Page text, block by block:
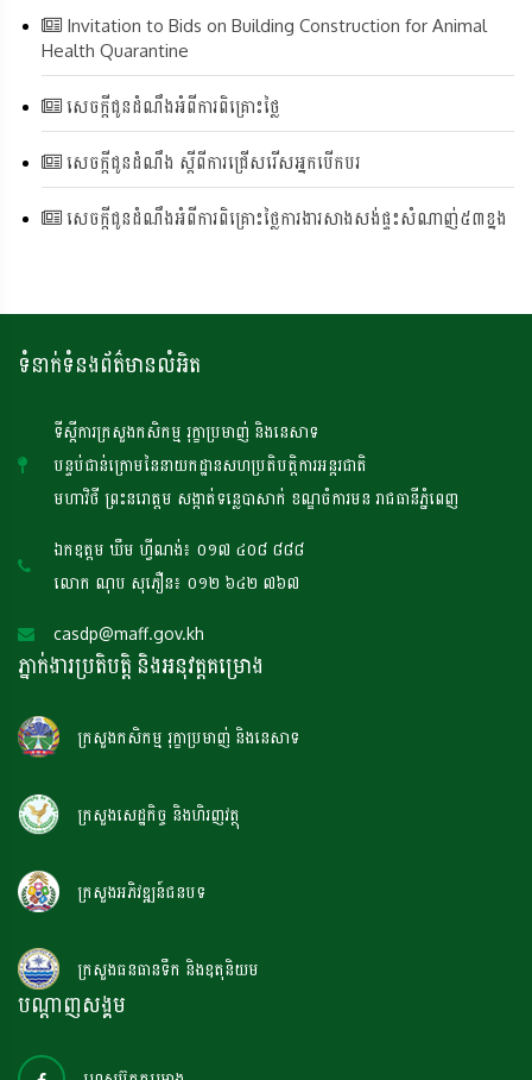
Invitation to Bids on Building Construction for Animal
Health Quarantine
សេចក្តីជូនដំណឹងអំពីការពិគ្រោះថ្លៃ
សេចក្តីជូនដំណឹង ស្តីពីការជ្រើសរើសអ្នកបើកបរ
សេចក្តីជូនដំណឹងអំពីការពិគ្រោះថ្លៃការងារសាងសង់ផ្ទះសំណាញ់៥៣ខ្នង
ទំនាក់ទំនងព័ត៌មានលំអិត
ទីស្តីការក្រសួងកសិកម្ម រុក្ខាប្រមាញ់ និងនេសាទ
បន្ទប់ជាន់ក្រោមនៃនាយកដ្ឋានសហប្រតិបត្តិការអន្តរជាតិ
មហាវិថី ព្រះនរោត្តម សង្កាត់ទន្លេបាសាក់ ខណ្ឌចំការមន រាជធានីភ្នំពេញ
ឯកឧត្តម ឃឹម ហ្វីណង់៖ ០១៧ ៤០៨ ៨៨៨
លោក ណុប សុភឿន៖ ០១២ ៦៤២ ៧៦៧
casdp@maff.gov.kh
ភ្នាក់ងារប្រតិបត្តិ និងអនុវត្តគម្រោង
ក្រសួងកសិកម្ម រុក្ខាប្រមាញ់ និងនេសាទ
ក្រសួងសេដ្ឋកិច្ច និងហិរញវត្ថុ
ក្រសួងអភិវឌ្ឍន៍ជនបទ
ក្រសួងធនធានទឹក និងឧតុនិយម
បណ្តាញសង្គម